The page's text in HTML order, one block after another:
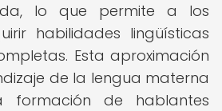
lo que permite a los
habilidades lingüísticas
Esta aproximación
de la lengua materna
formación de hablantes